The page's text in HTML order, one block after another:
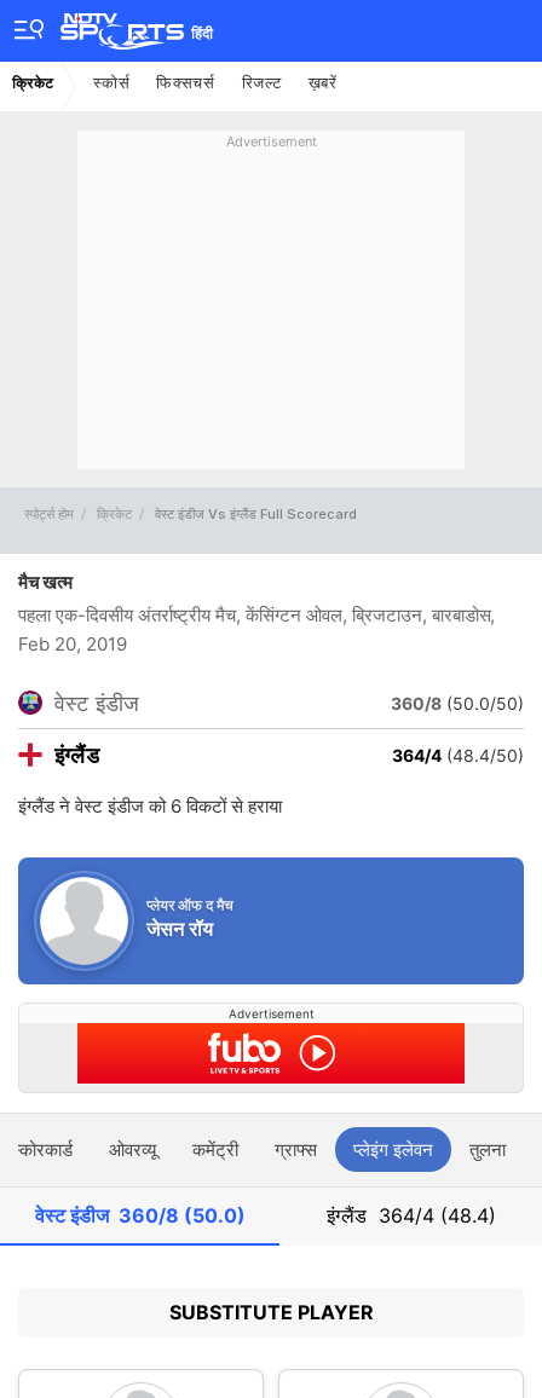
हिंदी
क्रिकेट स्कोर्स फिक्सचर्स रिजल्ट ख़बरें
Advertisement
स्पोर्ट्स होम क्रिकेट वेस्ट इंडीज Vs इंग्लैंड Full Scorecard
मैच खत्म
पहला एक-दिवसीय अंतर्राष्ट्रीय मैच, केंसिंग्टन ओवल, ब्रिजटाउन, बारबाडोस,
Feb 20, 2019
वेस्ट इंडीज 360/8 (50.0/50)
इंग्लैंड 364/4 (48.4/50)
इंग्लैंड ने वेस्ट इंडीज को 6 विकटों से हराया
प्लेयर ऑफ द मैच
जेसन रॉय
Advertisement
स्कोरकार्ड ओवरव्यू कमेंट्री ग्राफ्स प्लेइंग इलेवन तुलना
वेस्ट इंडीज 360/8 (50.0) इंग्लैंड 364/4 (48.4)
SUBSTITUTE PLAYER